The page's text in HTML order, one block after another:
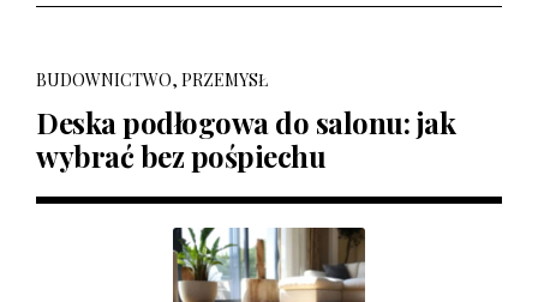
BUDOWNICTWO, PRZEMYSŁ
Deska podłogowa do salonu: jak
wybrać bez pośpiechu